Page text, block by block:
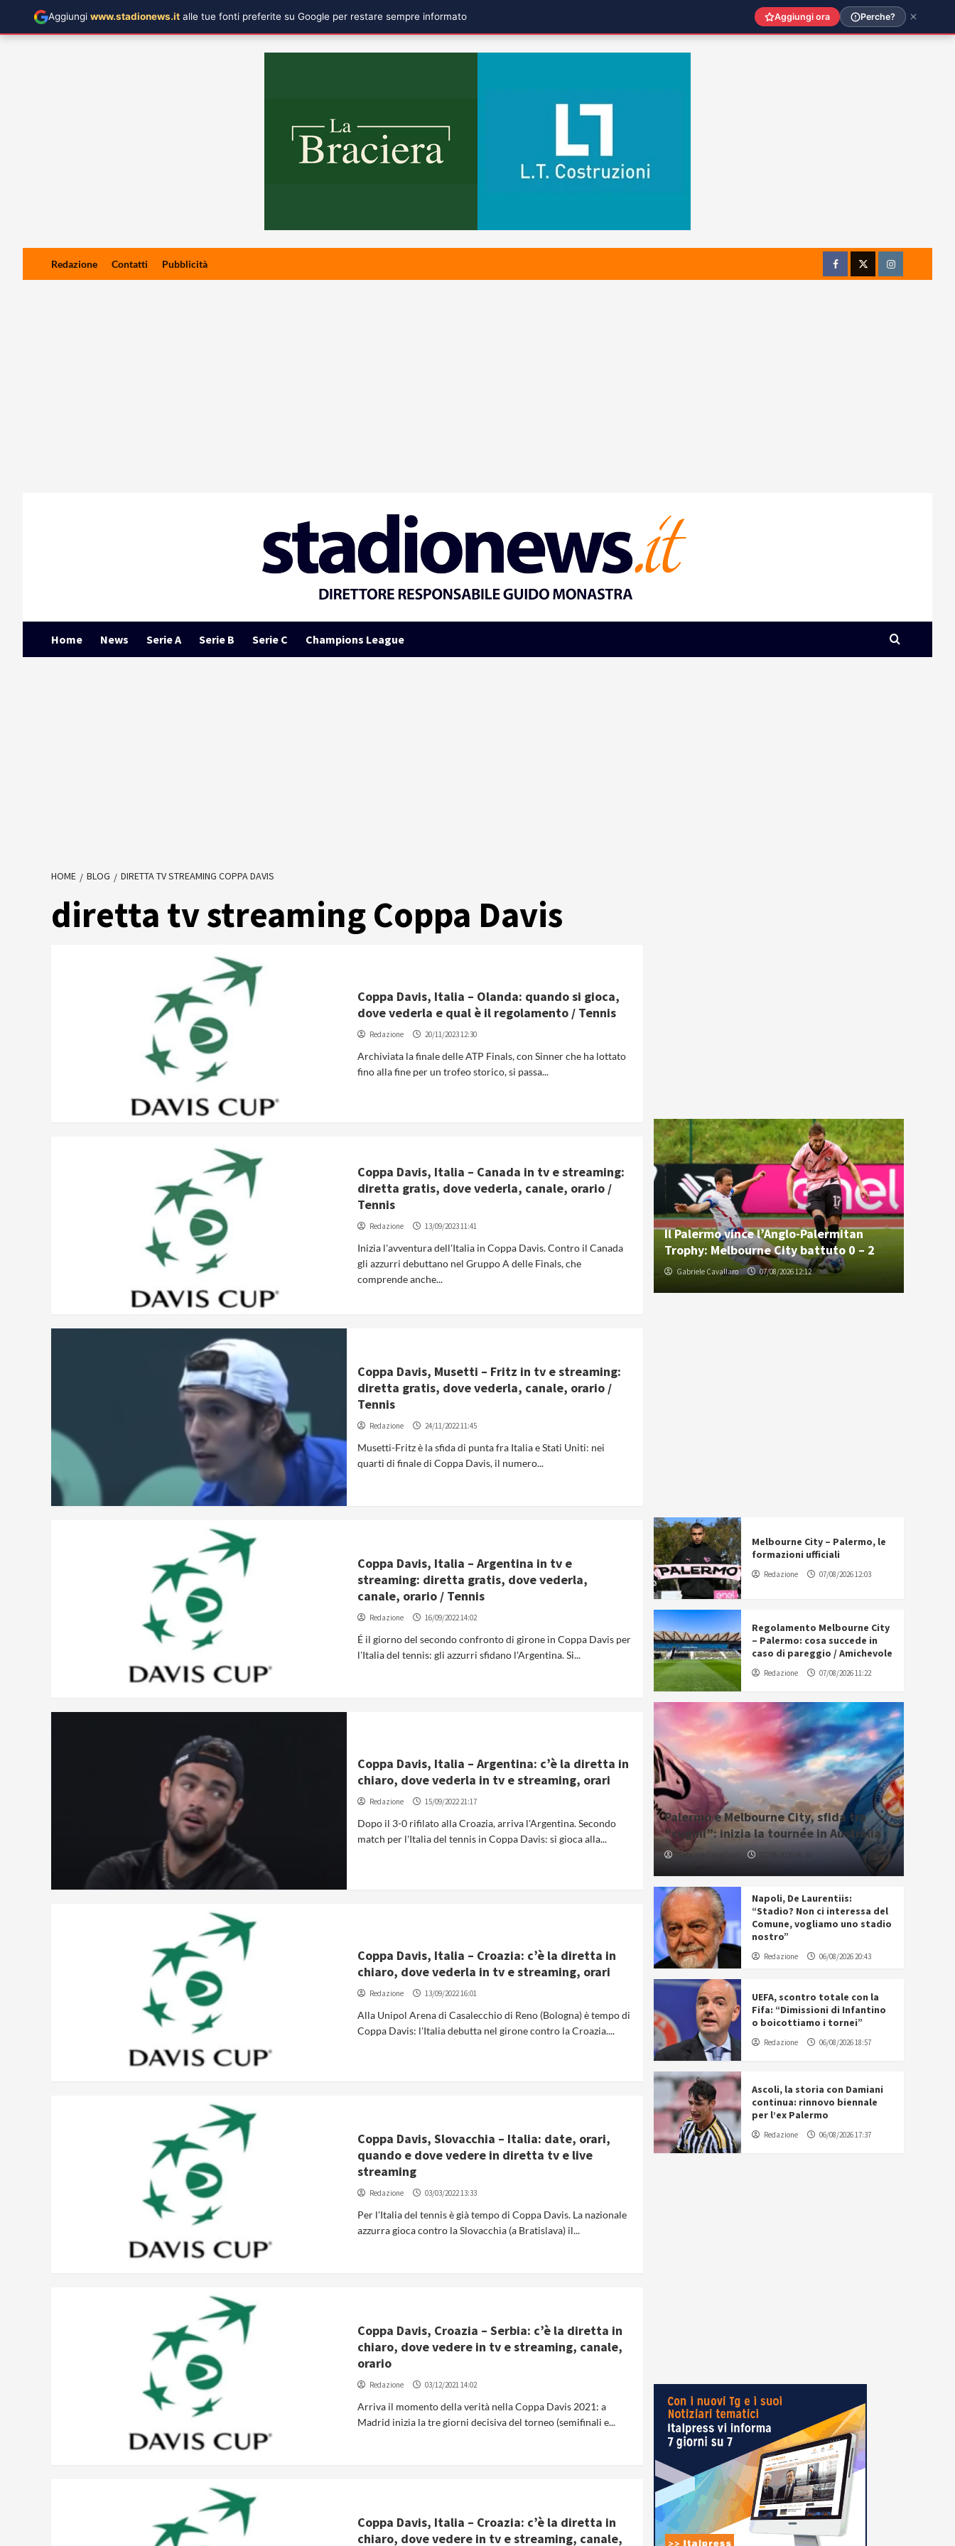
Redazione Contatti Pubblicità
FacebookTwitterInstagram
Home News Serie A Serie B Serie C Champions League
HOME BLOG DIRETTA TV STREAMING COPPA DAVIS
diretta tv streaming Coppa Davis
Coppa Davis, Italia – Olanda: quando si gioca,
dove vederla e qual è il regolamento / Tennis
Redazione 20/11/2023 12:30
Archiviata la finale delle ATP Finals, con Sinner che ha lottato
fino alla fine per un trofeo storico, si passa...
Coppa Davis, Italia – Canada in tv e streaming:
diretta gratis, dove vederla, canale, orario /
Tennis
Redazione 13/09/2023 11:41
Inizia l'avventura dell'Italia in Coppa Davis. Contro il Canada
gli azzurri debuttano nel Gruppo A delle Finals, che
comprende anche...
Coppa Davis, Musetti – Fritz in tv e streaming:
diretta gratis, dove vederla, canale, orario /
Tennis
Redazione 24/11/2022 11:45
Musetti-Fritz è la sfida di punta fra Italia e Stati Uniti: nei
quarti di finale di Coppa Davis, il numero...
Coppa Davis, Italia – Argentina in tv e
streaming: diretta gratis, dove vederla,
canale, orario / Tennis
Redazione 16/09/2022 14:02
É il giorno del secondo confronto di girone in Coppa Davis per
l'Italia del tennis: gli azzurri sfidano l'Argentina. Si...
Coppa Davis, Italia – Argentina: c’è la diretta in
chiaro, dove vederla in tv e streaming, orari
Redazione 15/09/2022 21:17
Dopo il 3-0 rifilato alla Croazia, arriva l'Argentina. Secondo
match per l'Italia del tennis in Coppa Davis: si gioca alla...
Coppa Davis, Italia – Croazia: c’è la diretta in
chiaro, dove vederla in tv e streaming, orari
Redazione 13/09/2022 16:01
Alla Unipol Arena di Casalecchio di Reno (Bologna) è tempo di
Coppa Davis: l'Italia debutta nel girone contro la Croazia....
Coppa Davis, Slovacchia – Italia: date, orari,
quando e dove vedere in diretta tv e live
streaming
Redazione 03/03/2022 13:33
Per l'Italia del tennis è già tempo di Coppa Davis. La nazionale
azzurra gioca contro la Slovacchia (a Bratislava) il...
Coppa Davis, Croazia – Serbia: c’è la diretta in
chiaro, dove vedere in tv e streaming, canale,
orario
Redazione 03/12/2021 14:02
Arriva il momento della verità nella Coppa Davis 2021: a
Madrid inizia la tre giorni decisiva del torneo (semifinali e...
Coppa Davis, Italia – Croazia: c’è la diretta in
chiaro, dove vedere in tv e streaming, canale,
Il Palermo vince l’Anglo-Palermitan
Trophy: Melbourne City battuto 0 – 2
Gabriele Cavallaro 07/08/2026 12:12
Melbourne City – Palermo, le
formazioni ufficiali
Redazione 07/08/2026 12:03
Regolamento Melbourne City
– Palermo: cosa succede in
caso di pareggio / Amichevole
Redazione 07/08/2026 11:22
Palermo e Melbourne City, sfida tra
“cugini”: inizia la tournée in Australia
Gabriele Cavallaro 07/08/2026 06:30
Napoli, De Laurentiis:
“Stadio? Non ci interessa del
Comune, vogliamo uno stadio
nostro”
Redazione 06/08/2026 20:43
UEFA, scontro totale con la
Fifa: “Dimissioni di Infantino
o boicottiamo i tornei”
Redazione 06/08/2026 18:57
Ascoli, la storia con Damiani
continua: rinnovo biennale
per l’ex Palermo
Redazione 06/08/2026 17:37
Aggiungi www.stadionews.it alle tue fonti preferite su Google per restare sempre informato Aggiungi ora Perche?